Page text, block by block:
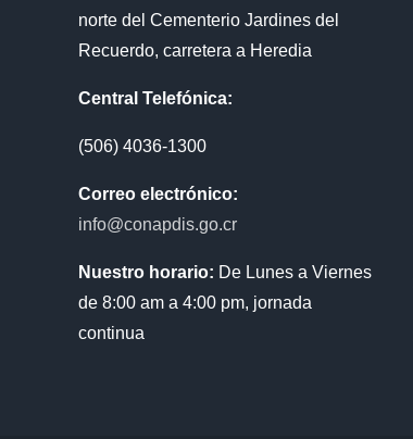
norte del Cementerio Jardines del
Recuerdo, carretera a Heredia
Central Telefónica:
(506) 4036-1300
Correo electrónico:
info@conapdis.go.cr
Nuestro horario: De Lunes a Viernes
de 8:00 am a 4:00 pm, jornada
continua